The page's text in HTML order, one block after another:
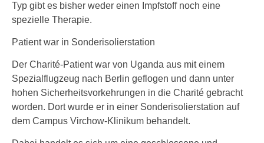
Typ gibt es bisher weder einen Impfstoff noch eine
spezielle Therapie.
Patient war in Sonderisolierstation
Der Charité-Patient war von Uganda aus mit einem
Spezialflugzeug nach Berlin geflogen und dann unter
hohen Sicherheitsvorkehrungen in die Charité gebracht
worden. Dort wurde er in einer Sonderisolierstation auf
dem Campus Virchow-Klinikum behandelt.